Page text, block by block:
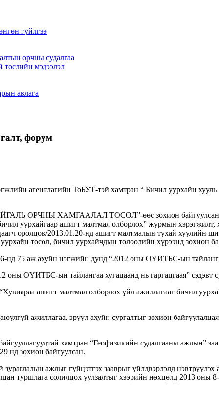
гүйлгээ
орчны судалгаа
төслийн мэдээлэл
авлага
форум
агентлагийн ТоБУТ-тэй хамтран “ Бичил уурхайн
ОРЧНЫ ХАМГААЛАЛ ТӨСӨЛ”-өөс зохион байгуулсан 21
уурхайгаар ашигт малтмал олборлох” журмын хэрэгжилт,
оролцов/2013.01.20-нд ашигт малтмалын тухай хуулийн
төсөл, бичил уурхайчдын төлөөлийн хүрээнд зохион
75 аж ахуйн нэгжийн дунд “2012 оны ОҮИТБС-ын тайлангаа
ОҮИТБС-ын тайлангаа хугацаанд нь гаргацгаая” сэдэвт
ашигт малтмал олборлох үйл ажиллагааг бичил
ажиллагаа, эрүүл ахуйн сургалтыг зохион
хамтран “Геофизикийн судалгааны ажлын”
нд зохион байгуулсан.
ажлыг гүйцэтгэх зааврыг үйлдвэрлэлд
туршлага солилцох уулзалтыг хээрийн нөхцөлд 2013 оны